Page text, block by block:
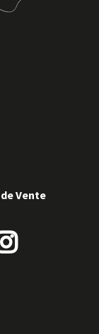
Vente
Suivez-